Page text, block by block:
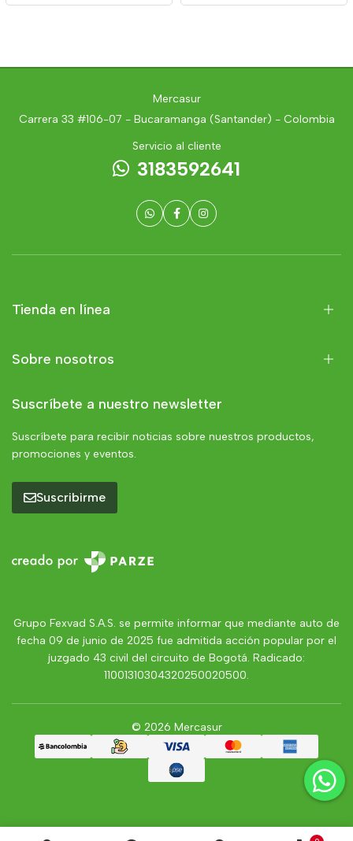
Mercasur
Carrera 33 #106-07 - Bucaramanga (Santander) - Colombia
Servicio al cliente
3183592641
Tienda en línea
Sobre nosotros
Suscríbete a nuestro newsletter
Suscríbete para recibir noticias sobre nuestros productos,
promociones y eventos.
Suscribirme
Grupo Fexvad S.A.S. se permite informar que mediante auto de
fecha 09 de junio de 2025 fue admitida acción popular por el
juzgado 43 civil del circuito de Bogotá. Radicado:
11001310304320250020500.
© 2026 Mercasur